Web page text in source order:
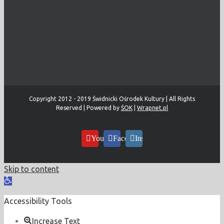
Copyright 2012 - 2019 Świdnicki Ośrodek Kultury | All Rights
Reserved | Powered by ŚOK Wrapnet.pl
YouTubeFacebookInstagram
Skip to content
Open
Accessibility Tools
Increase Text